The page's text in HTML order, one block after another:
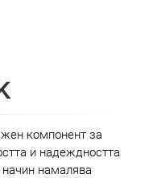
компонент за
и надеждността
намалява